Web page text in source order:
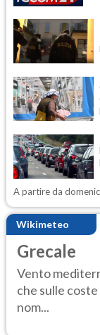
A partire da
Wikimeteo
Grecale
Vento
che sulle
nom...